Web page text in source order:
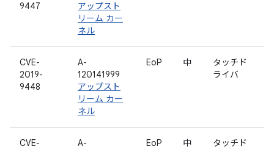
9447
アップスト
リーム カー
ネル
CVE-
2019-
9448
A-
120141999
アップスト
リーム カー
ネル
EoP 中
タッチド
ライバ
CVE-
A-
EoP 中
タッチド